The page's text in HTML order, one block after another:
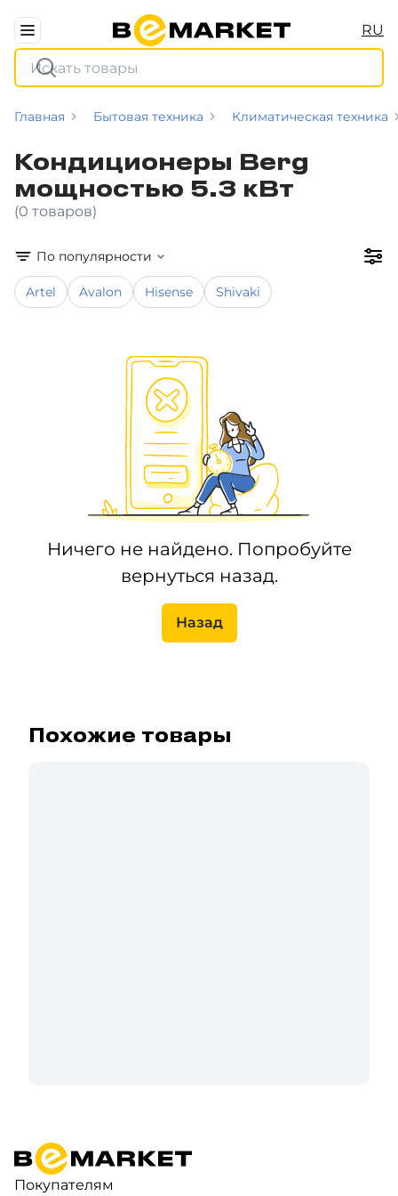
RU
Главная Бытовая техника Климатическая техника
Кондиционеры Berg
мощностью 5.3 кВт
(0 товаров)
По популярности
Artel Avalon Hisense Shivaki
Ничего не найдено. Попробуйте
вернуться назад.
Назад
Похожие товары
Покупателям